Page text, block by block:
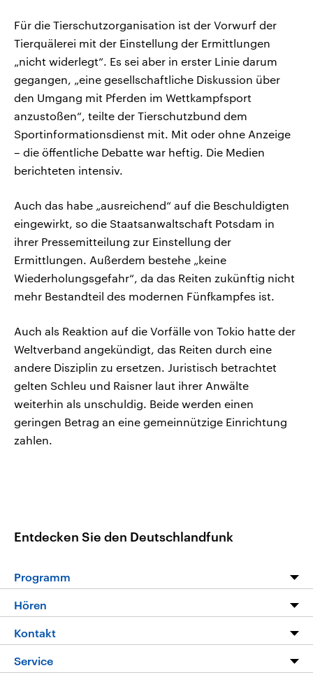
Für die Tierschutzorganisation ist der Vorwurf der
Tierquälerei mit der Einstellung der Ermittlungen
„nicht widerlegt“. Es sei aber in erster Linie darum
gegangen, „eine gesellschaftliche Diskussion über
den Umgang mit Pferden im Wettkampfsport
anzustoßen“, teilte der Tierschutzbund dem
Sportinformationsdienst mit. Mit oder ohne Anzeige
– die öffentliche Debatte war heftig. Die Medien
berichteten intensiv.
Auch das habe „ausreichend“ auf die Beschuldigten
eingewirkt, so die Staatsanwaltschaft Potsdam in
ihrer Pressemitteilung zur Einstellung der
Ermittlungen. Außerdem bestehe „keine
Wiederholungsgefahr“, da das Reiten zukünftig nicht
mehr Bestandteil des modernen Fünfkampfes ist.
Auch als Reaktion auf die Vorfälle von Tokio hatte der
Weltverband angekündigt, das Reiten durch eine
andere Disziplin zu ersetzen. Juristisch betrachtet
gelten Schleu und Raisner laut ihrer Anwälte
weiterhin als unschuldig. Beide werden einen
geringen Betrag an eine gemeinnützige Einrichtung
zahlen.
Entdecken Sie den Deutschlandfunk
Programm
Programm
Die Nachrichten
Nachrichtenleicht
Hören
Livestream
Podcasts
Kontakt
Hörerservice
Service